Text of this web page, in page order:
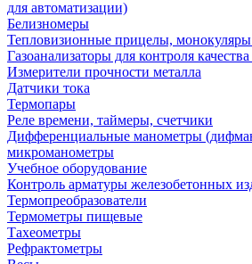
для автоматизации)
Белизномеры
Тепловизионные прицелы,
Газоанализаторы для контроля
Измерители прочности металла
Датчики тока
Термопары
Реле времени, таймеры, счетчики
Дифференциальные манометры
микроманометры
Учебное оборудование
Контроль арматуры железобетонных
Термопреобразователи
Термометры пищевые
Тахеометры
Рефрактометры